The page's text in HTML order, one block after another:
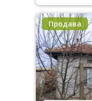
Продава